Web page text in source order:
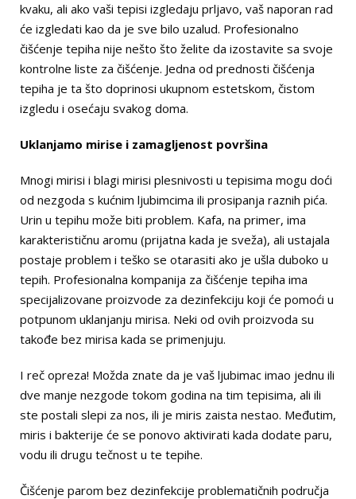
kvaku, ali ako vaši tepisi izgledaju prljavo, vaš naporan rad
će izgledati kao da je sve bilo uzalud. Profesionalno
čišćenje tepiha nije nešto što želite da izostavite sa svoje
kontrolne liste za čišćenje. Jedna od prednosti čišćenja
tepiha je ta što doprinosi ukupnom estetskom, čistom
izgledu i osećaju svakog doma.
Uklanjamo mirise i zamagljenost površina
Mnogi mirisi i blagi mirisi plesnivosti u tepisima mogu doći
od nezgoda s kućnim ljubimcima ili prosipanja raznih pića.
Urin u tepihu može biti problem. Kafa, na primer, ima
karakterističnu aromu (prijatna kada je sveža), ali ustajala
postaje problem i teško se otarasiti ako je ušla duboko u
tepih. Profesionalna kompanija za čišćenje tepiha ima
specijalizovane proizvode za dezinfekciju koji će pomoći u
potpunom uklanjanju mirisa. Neki od ovih proizvoda su
takođe bez mirisa kada se primenjuju.
I reč opreza! Možda znate da je vaš ljubimac imao jednu ili
dve manje nezgode tokom godina na tim tepisima, ali ili
ste postali slepi za nos, ili je miris zaista nestao. Međutim,
miris i bakterije će se ponovo aktivirati kada dodate paru,
vodu ili drugu tečnost u te tepihe.
Čišćenje parom bez dezinfekcije problematičnih područja